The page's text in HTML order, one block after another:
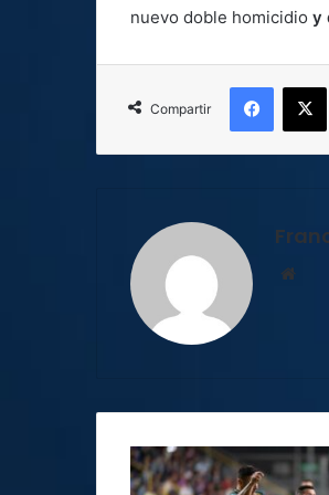
nuevo doble homicidio y
Compartir
X
Saprissa
vence